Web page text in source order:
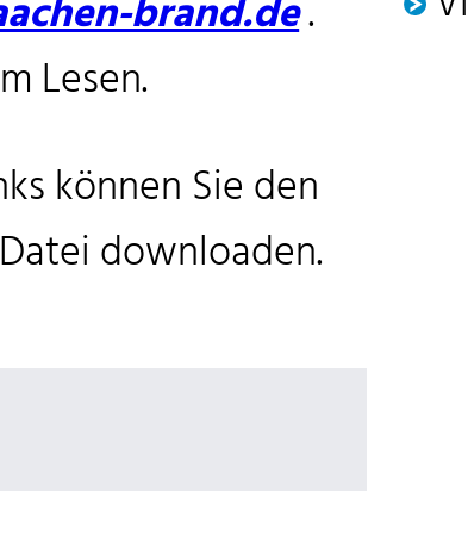
brand.de.
Lesen.
können Sie den
downloaden.